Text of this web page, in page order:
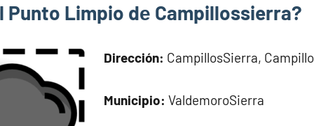
Punto Limpio dе Campillossierra?
Dirección: CampillosSierra,
Municipio: ValdemoroSierra